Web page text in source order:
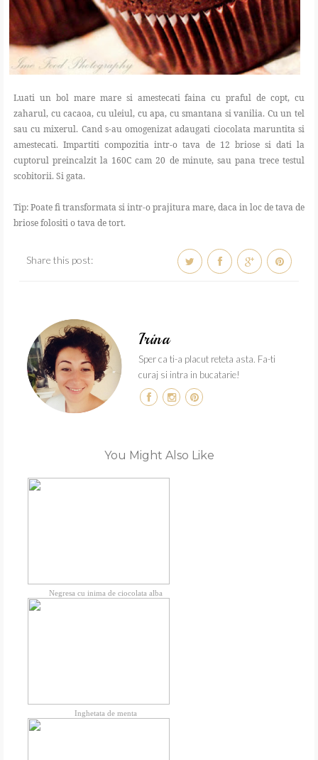
Luati un bol mare mare si amestecati faina cu praful de copt, cu
zaharul, cu cacaoa, cu uleiul, cu apa, cu smantana si vanilia. Cu un tel
sau cu mixerul. Cand s-au omogenizat adaugati ciocolata maruntita si
amestecati. Impartiti compozitia intr-o tava de 12 briose si dati la
cuptorul preincalzit la 160C cam 20 de minute, sau pana trece testul
scobitorii. Si gata.
Tip: Poate fi transformata si intr-o prajitura mare, daca in loc de tava de
briose folositi o tava de tort.
Share this post:
Irina
Sper ca ti-a placut reteta asta. Fa-ti
curaj si intra in bucatarie!
You Might Also Like
Negresa cu inima de ciocolata alba
Inghetata de menta